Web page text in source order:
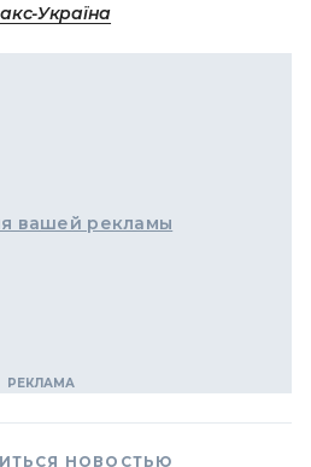
Україна
вашей рекламы
НОВОСТЬЮ